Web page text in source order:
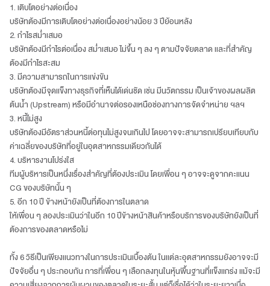
1.เติบโตอย่างต่อเนื่อง
บริษัทต้องมีการเติบโตอย่างต่อเนื่องอย่างน้อย 3 ปีย้อนหลัง
2. กำไรสม่ำเสมอ
บริษัทต้องมีกำไรต่อเนื่อง สม่ำเสมอ ไม่ขึ้น ๆ ลง ๆ ตามปัจจัยตลาด และที่สำคัญ
ต้องมีกำไรสะสม
3.มีความสามารถในการแข่งขัน
บริษัทต้องมีจุดแข็งทางธุรกิจที่เห็นได้เด่นชัด เช่น มีนวัตกรรม เป็นเจ้าของผลผลิต
ต้นน้ำ (Upstream) หรือมีอำนาจต่อรองเหนือช่องทางการจัดจำหน่าย ฯลฯ
3.หนี้ไม่สูง
บริษัทต้องมีอัตราส่วนหนี้ต่อทุนไม่สูงจนเกินไป โดยอาจจะสามารถเปรียบเทียบกับ
ค่าเฉลี่ยของบริษัทที่อยู่ในอุตสาหกรรมเดียวกันได้
4.บริหารงานโปร่งใส
ทีมผู้บริหารเป็นหนึ่งเรื่องสำคัญที่ต้องประเมิน โดยเพื่อน ๆ อาจจะดูจากคะแนน
CG ของบริษัทนั้น ๆ
5.อีก 10 ปี ข้างหน้ายังเป็นที่ต้องการในตลาด
ให้เพื่อน ๆ ลองประเมินว่าในอีก 10 ปีข้างหน้าสินค้าหรือบริการของบริษัทยังเป็นที่
ต้องการของตลาดหรือไม่
ทั้ง 6 วิธีเป็นเพียงแนวทางในการประเมินเบื้องต้น ในแต่ละอุตสาหกรรมยังอาจจะมี
ปัจจัยอื่น ๆ ประกอบกัน การที่เพื่อน ๆ เลือกลงทุนในหุ้นพื้นฐานที่แข็งแกร่ง แม้จะมี